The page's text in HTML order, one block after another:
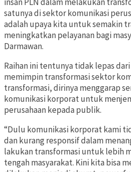
satunya di sektor komunikasi
adalah upaya kita untuk semakin
meningkatkan pelayanan bagi
Darmawan.
Raihan ini tentunya tidak lepas
memimpin transformasi sektor
transformasi, dirinya menggarap
komunikasi korporat untuk
perusahaan kepada publik.
“Dulu komunikasi korporat kami
dan kurang responsif dalam
lakukan transformasi untuk lebih
tengah masyarakat. Kini kita bisa